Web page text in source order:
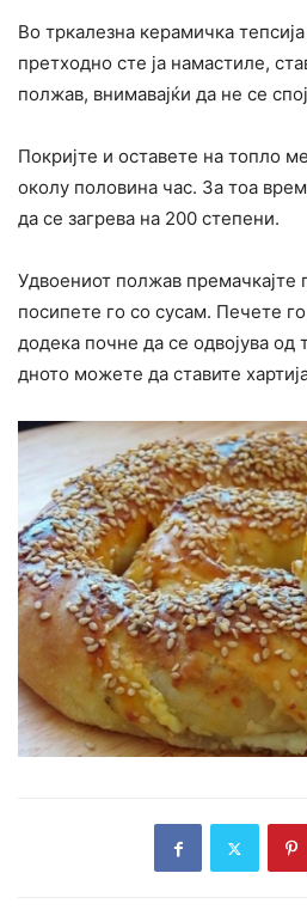
Во тркалезна керамичка
претходно сте ја намастиле,
полжав, внимавајќи да не се
Покријте и оставете на топло
околу половина час. За тоа
да се загрева на 200 степени.
Удвоениот полжав премачкајте
посипете го со сусам. Печете
додека почне да се одвојува од
дното можете да ставите